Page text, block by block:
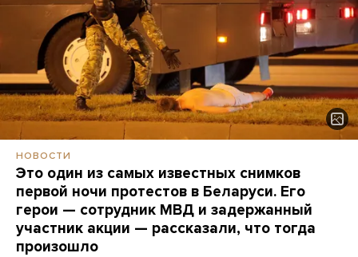
НОВОСТИ
Это один из самых известных снимков
первой ночи протестов в Беларуси. Его
герои — сотрудник МВД и задержанный
участник акции — рассказали, что тогда
произошло